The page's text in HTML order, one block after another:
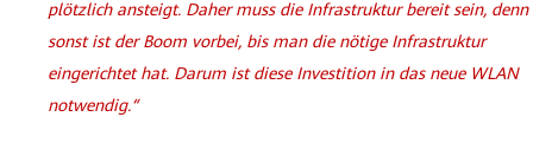
plötzlich ansteigt. Daher muss die Infrastruktur bereit sein, denn
sonst ist der Boom vorbei, bis man die nötige Infrastruktur
eingerichtet hat. Darum ist diese Investition in das neue WLAN
notwendig.“